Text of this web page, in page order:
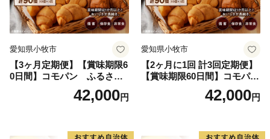
愛知県小牧市
【3ヶ月定期便】【賞味期限6
0日間】コモパン ふるさと
クロワッサンセット（計90
個）／災害用備蓄 保存食 非
42,000円
愛知県小牧市
【2ヶ月に1回 計3回定期便】
【賞味期限60日間】コモパ
ン ふるさとクロワッサンセ
ット（計90個）／災害用備蓄
42,000円